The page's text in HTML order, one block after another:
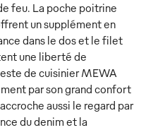
feu. La poche poitrine
un supplément en
dans le dos et le filet
une liberté de
de cuisinier MEWA
par son grand confort
aussi le regard par
du denim et la